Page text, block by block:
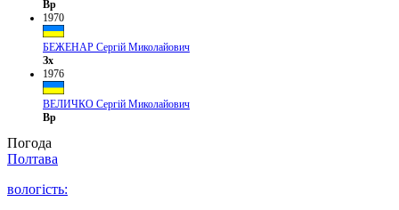
Вр
1970
БЕЖЕНАР Сергій Миколайович
Зх
1976
ВЕЛИЧКО Сергій Миколайович
Вр
Погода
Полтава
вологість: